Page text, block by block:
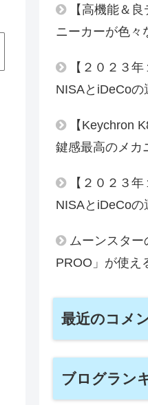
【高機能＆
ニーカーが色々
【２０２３
NISAとiDeCoの
【Keychron
鍵感最高のメカ
【２０２３
NISAとiDeCoの
ムーンスタ
PROO」が使え
最近のコメ
ブログラン